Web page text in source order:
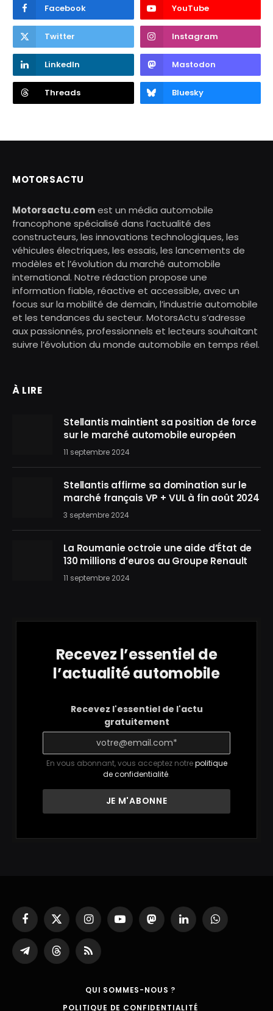
Facebook YouTube
Twitter Instagram
LinkedIn Mastodon
Threads Bluesky
MOTORSACTU
Motorsactu.comest un média automobile
francophone spécialisé dans l’actualité des
constructeurs, les innovations technologiques, les
véhicules électriques, les essais, les lancements de
modèles et l’évolution du marché automobile
international. Notre rédaction propose une
information fiable, réactive et accessible, avec un
focus sur la mobilité de demain, l’industrie automobile
et les tendances du secteur. MotorsActu s’adresse
aux passionnés, professionnels et lecteurs souhaitant
suivre l’évolution du monde automobile en temps réel.
À LIRE
Stellantis maintient sa position de force
sur le marché automobile européen
11 septembre 2024
Stellantis affirme sa domination sur le
marché français VP + VUL à fin août 2024
3 septembre 2024
La Roumanie octroie une aide d’État de
130 millions d’euros au Groupe Renault
11 septembre 2024
Recevez l’essentiel de
l’actualité automobile
Recevez l'essentiel de l'actu
gratuitement
En vous abonnant, vous acceptez notrepolitique
de confidentialité.
Facebook
X
(Twitter)
InstagramYouTubeMastodonLinkedInWhatsApp
Partager
sur
ThreadsRSS
QUI SOMMES-NOUS ?
POLITIQUE DE CONFIDENTIALITÉ